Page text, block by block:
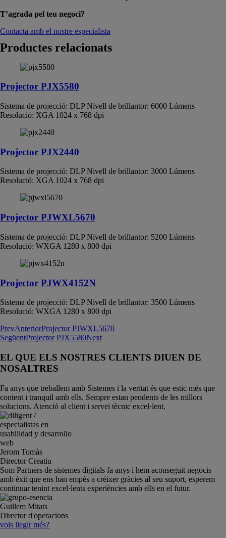
T’agrada pel teu negoci?
Contacta amb el nostre especialista
Productes relacionats
Projector PJX5580
Sistema de projecció: DLP Nivell de brillantor: 6000 Lúmens
Resolució: XGA 1024 x 768 dpi
Projector PJX2440
Sistema de projecció: DLP Nivell de brillantor: 3000 Lúmens
Resolució: XGA 1024 x 768 dpi
Projector PJWXL5670
Sistema de projecció: DLP Nivell de brillantor: 5200 Lúmens
Resolució: WXGA 1280 x 800 dpi
Projector PJWX4152N
Sistema de projecció: DLP Nivell de brillantor: 3500 Lúmens
Resolució: WXGA 1280 x 800 dpi
PrevAnteriorProjector PJWXL5670
SegüentProjector PJX5580Next
EL QUE ELS NOSTRES CLIENTS DIUEN DE
NOSALTRES
Fa anys que treballem amb Sistemes i la veritat és que estic més que
content i tranquil amb ells. Sempre estan pendents de les millors
solucions. Atenció al client i servei tècnic excel·lent.
Jerom Tomàs
Director Creatiu
Som Partners de sistemes digitals fa anys i hem aconseguit negocis
amb èxit que ens han empès a créixer gràcies al seu suport, esperem
continuar tenint excel·lents experiències amb ells en el futur.
Guillem Mitats
Director d'operacions
vols llegir més?